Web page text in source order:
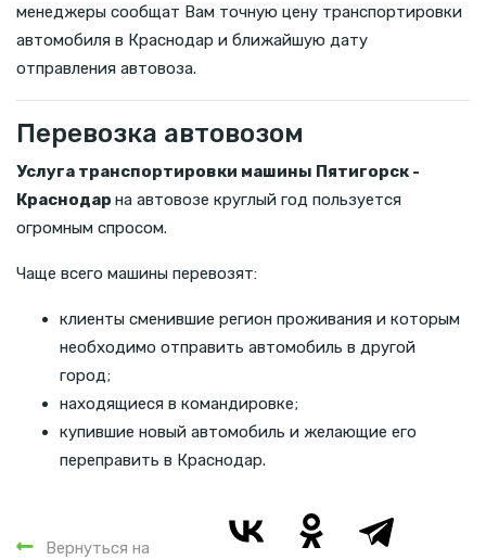
менеджеры сообщат Вам точную цену транспортировки
автомобиля в Краснодар и ближайшую дату
отправления автовоза.
Перевозка автовозом
Услуга транспортировки машины Пятигорск -
Краснодар на автовозе круглый год пользуется
огромным спросом.
Чаще всего машины перевозят:
клиенты сменившие регион проживания и которым
необходимо отправить автомобиль в другой
город;
находящиеся в командировке;
купившие новый автомобиль и желающие его
переправить в Краснодар.
Вернуться на